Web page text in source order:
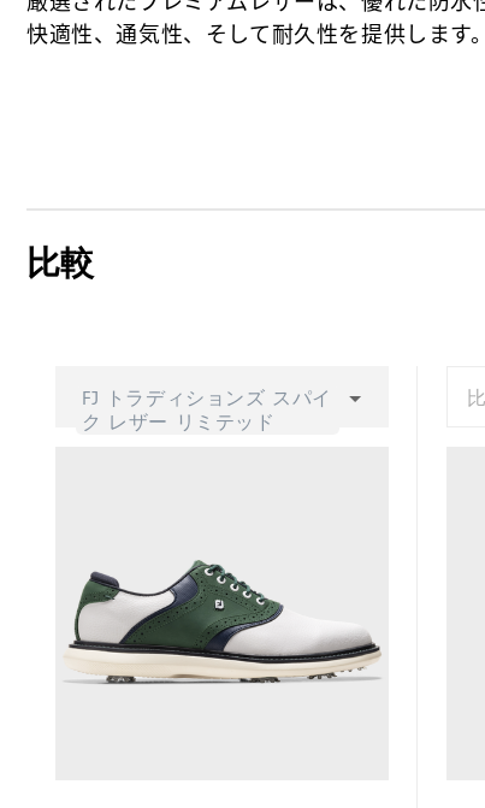
快適性、通気性、そして耐久性を提供します。
比較
FJ トラディションズ スパイ
ク レザー リミテッド